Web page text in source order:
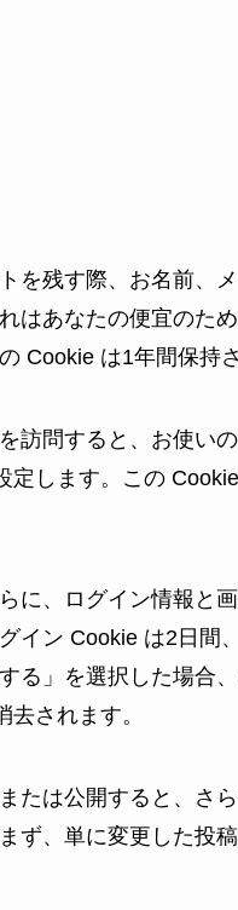
を残す際、お名前、
はあなたの便宜のた
Cookie は1年間保持
訪問すると、お使い
定します。この
に、ログイン情報と
イン Cookie は2日間
る」を選択した場合
去されます。
たは公開すると、さ
ず、単に変更した投